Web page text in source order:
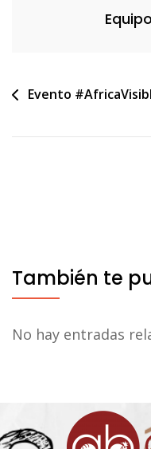
Navegación
entradas
Evento
También te
No hay entradas